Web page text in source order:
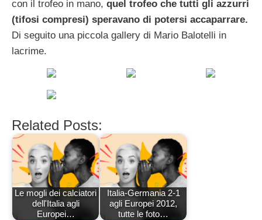
con il trofeo in mano, quel trofeo che tutti gli azzurri
(tifosi compresi) speravano di potersi accaparrare.
Di seguito una piccola gallery di Mario Balotelli in
lacrime.
Related Posts:
Le mogli dei calciatori
dell'Italia agli
Europei…
Italia-Germania 2-1
agli Europei 2012,
tutte le foto…